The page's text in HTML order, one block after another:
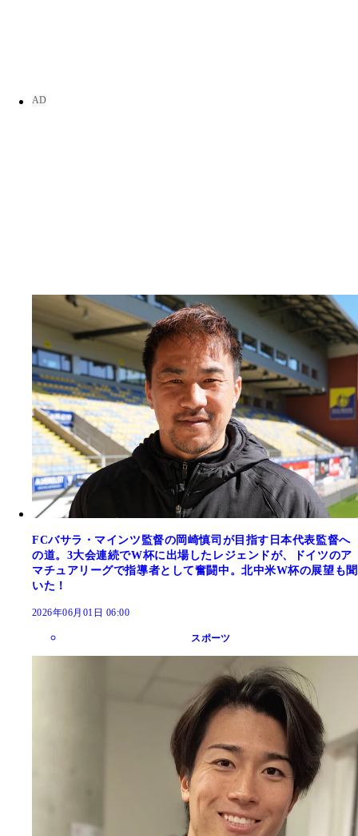
FCバサラ・マインツ監督の岡崎慎司が目指す日本代表監督へ
の道。3大会連続でW杯に出場したレジェンドが、ドイツのア
マチュアリーグで指導者として奮闘中。北中米W杯の展望も聞
いた！
2026年06月01日 06:00
スポーツ